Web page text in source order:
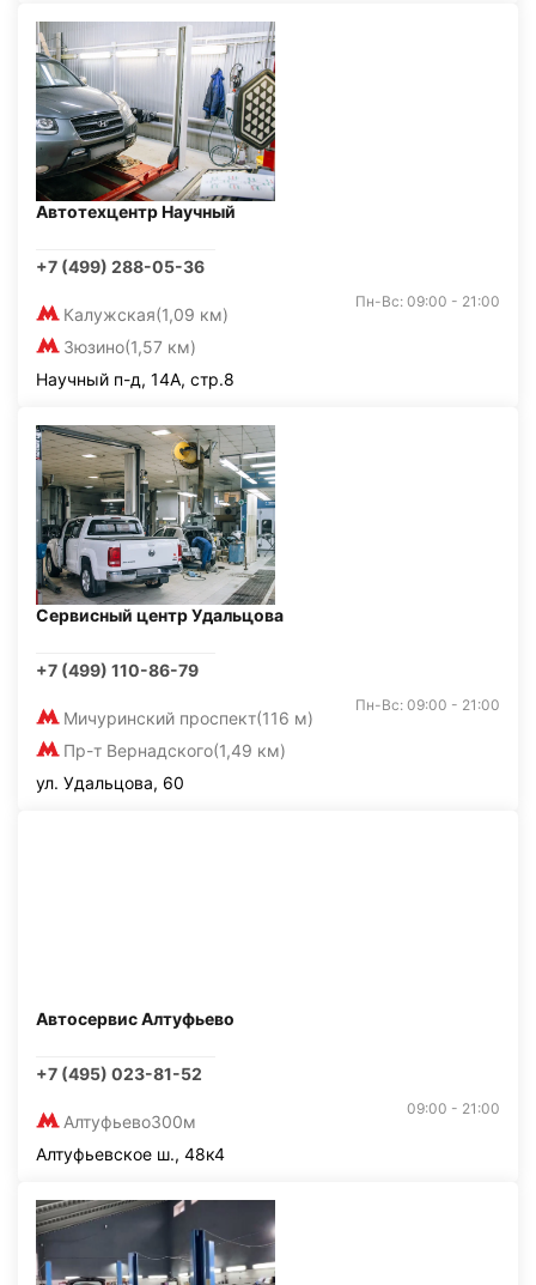
Автотехцентр Научный
+7 (499) 288-05-36
Калужская(1,09 км)
Зюзино(1,57 км)
Пн-Вс: 09:00 - 21:00
Научный п-д, 14А, стр.8
Сервисный центр Удальцова
+7 (499) 110-86-79
Мичуринский проспект(116 м)
Пр-т Вернадского(1,49 км)
Пн-Вс: 09:00 - 21:00
ул. Удальцова, 60
Автосервис Алтуфьево
+7 (495) 023-81-52
Алтуфьево300м
09:00 - 21:00
Алтуфьевское ш., 48к4